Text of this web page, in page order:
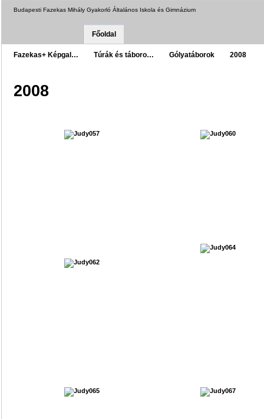
Budapesti Fazekas Mihály Gyakorló Általános Iskola és Gimnázium
Főoldal
Fazekas+ Képgal… Túrák és táboro… Gólyatáborok 2008
2008